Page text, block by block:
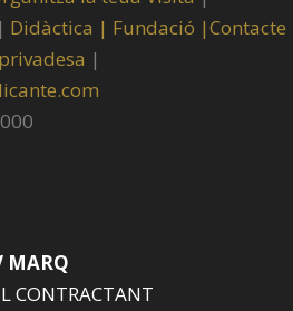
| Didàctica | Fundació |Contacte
|
MARQ
CONTRACTANT